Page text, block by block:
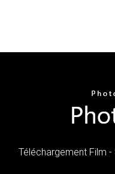
Téléchargement Film